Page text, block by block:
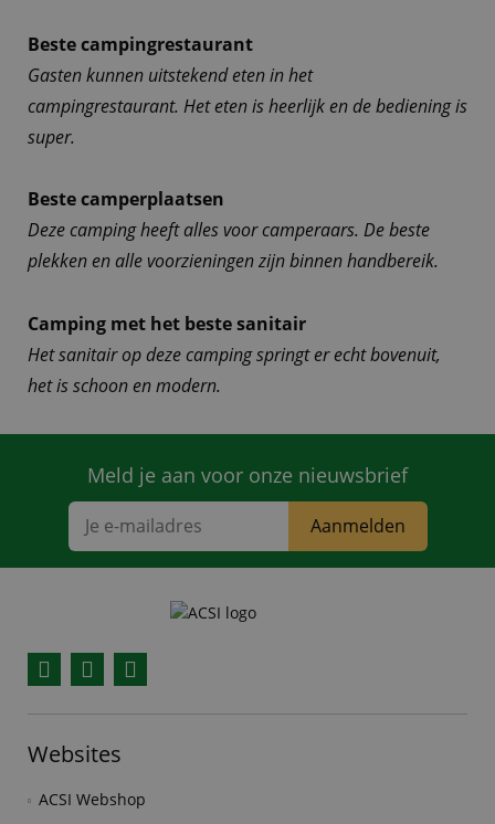
Beste campingrestaurant
Gasten kunnen uitstekend eten in het
campingrestaurant. Het eten is heerlijk en de bediening is
super.
Beste camperplaatsen
Deze camping heeft alles voor camperaars. De beste
plekken en alle voorzieningen zijn binnen handbereik.
Camping met het beste sanitair
Het sanitair op deze camping springt er echt bovenuit,
het is schoon en modern.
Meld je aan voor onze nieuwsbrief
Aanmelden
Websites
ACSI Webshop